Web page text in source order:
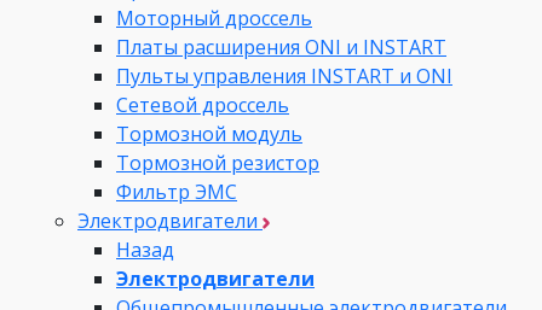
Моторный дроссель
Платы расширения ONI и INSTART
Пульты управления INSTART и ONI
Сетевой дроссель
Тормозной модуль
Тормозной резистор
Фильтр ЭМС
Электродвигатели
Назад
Электродвигатели